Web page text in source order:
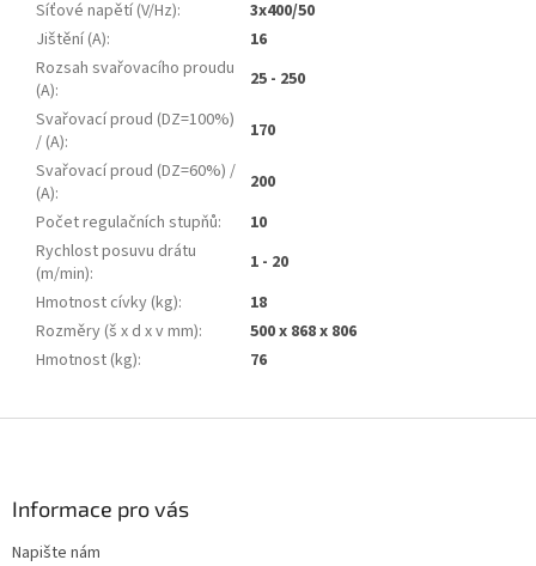
Síťové napětí (V/Hz):
3x400/50
Jištění (A):
16
Rozsah svařovacího proudu
(A):
25 - 250
Svařovací proud (DZ=100%)
/ (A):
170
Svařovací proud (DZ=60%) /
(A):
200
Počet regulačních stupňů:
10
Rychlost posuvu drátu
(m/min):
1 - 20
Hmotnost cívky (kg):
18
Rozměry (š x d x v mm):
500 x 868 x 806
Hmotnost (kg): 76
Informace pro vás
Napište nám